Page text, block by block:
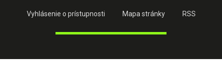
Vyhlásenie o prístupnosti Mapa stránky RSS